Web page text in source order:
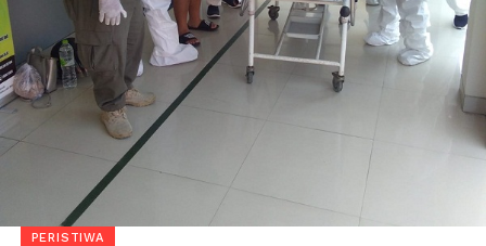
PERISTIWA